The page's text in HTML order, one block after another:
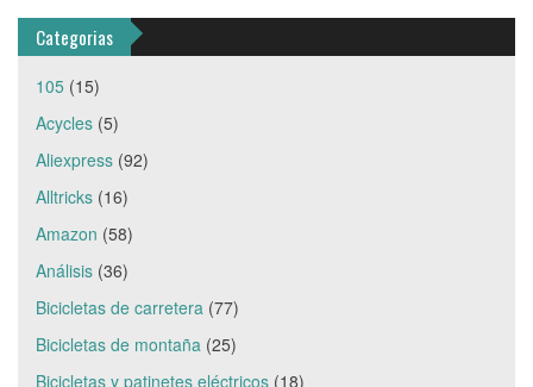
Categorias
105 (15)
Acycles (5)
Aliexpress (92)
Alltricks (16)
Amazon (58)
Análisis (36)
Bicicletas de carretera (77)
Bicicletas de montaña (25)
Bicicletas y patinetes eléctricos (18)